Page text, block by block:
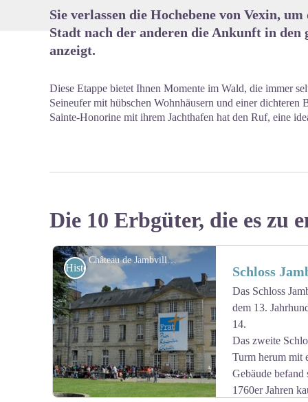
Sie verlassen die Hochebene von Vexin,
Stadt nach der anderen die Ankunft in den
anzeigt.
Diese Etappe bietet Ihnen Momente im Wald, die immer
Seineufer mit hübschen Wohnhäusern und einer dichteren
Sainte-Honorine mit ihrem Jachthafen hat den Ruf, eine
Die 10 Erbgüter, die es zu
Château de Jambville, lieu de rencontres chrétiennes - FRAT en Ile-de-France
Historisch Schloss
Das Schloss
dem 13.
14.
Das zweite
Turm herum mit
Gebäude befand
1760er Jahren